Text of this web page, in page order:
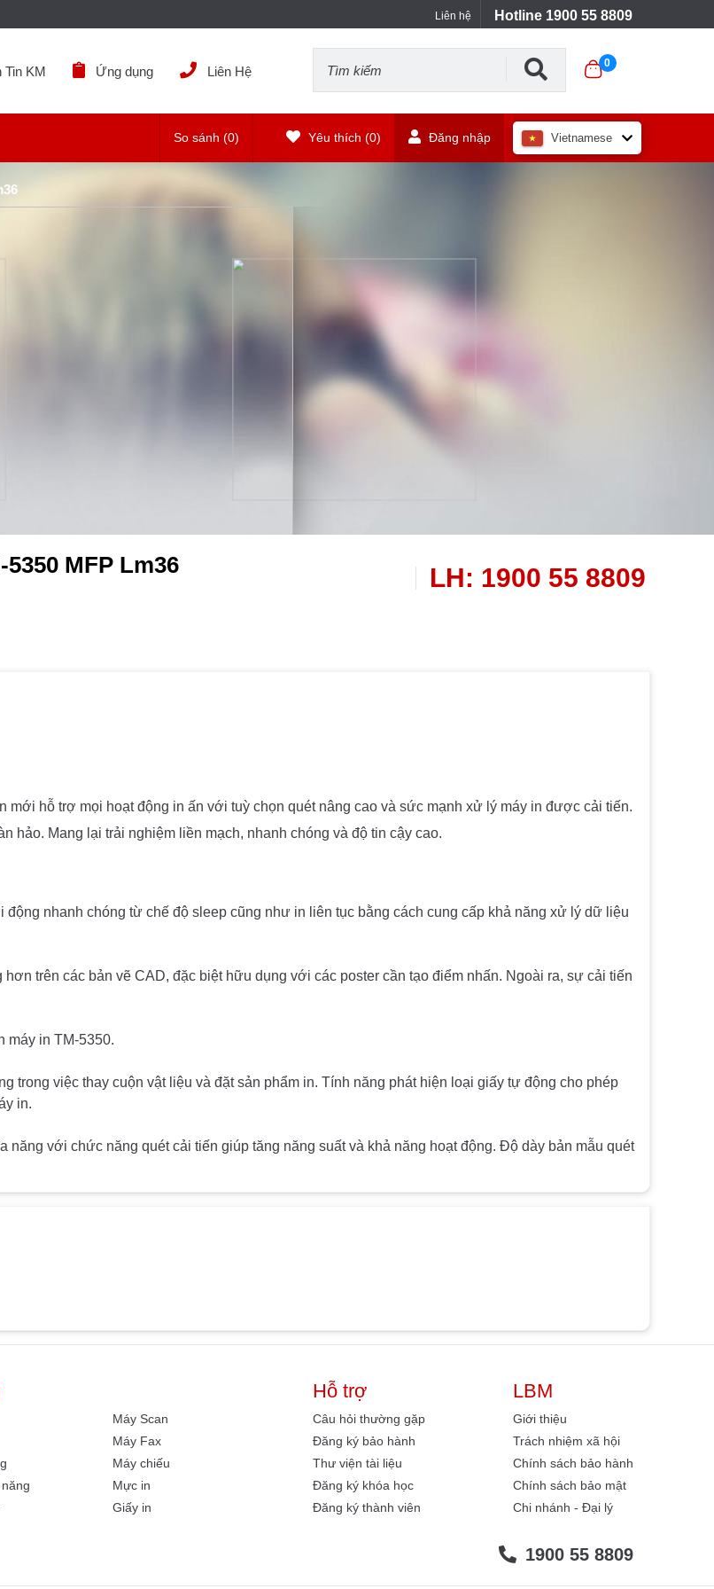
Liên hệ Hotline 1900 55 8809
Tin KM Ứng dụng Liên Hệ
0
So sánh (0) Yêu thích (0) Đăng nhập Vietnamese
MFP Lm36 LH: 1900 55 8809
mới hỗ trợ mọi hoạt động in ấn với tuỳ chọn quét nâng cao và sức mạnh xử lý máy in được cải tiến.
Mang lại trải nghiệm liền mạch, nhanh chóng và độ tin cậy cao.
nhanh chóng từ chế độ sleep cũng như in liên tục bằng cách cung cấp khả năng xử lý dữ liệu
trên các bản vẽ CAD, đặc biệt hữu dụng với các poster cần tạo điểm nhấn. Ngoài ra, sự cải tiến
máy in TM-5350.
trong việc thay cuộn vật liệu và đặt sản phẩm in. Tính năng phát hiện loại giấy tự động cho phép
in.
năng với chức năng quét cải tiến giúp tăng năng suất và khả năng hoạt động. Độ dày bản mẫu quét
Máy Scan
Máy Fax
Máy chiếu
Mực in
Giấy in
Hỗ trợ
Câu hỏi thường gặp
Đăng ký bảo hành
Thư viện tài liệu
Đăng ký khóa học
Đăng ký thành viên
LBM
Giới thiệu
Trách nhiệm xã hội
Chính sách bảo hành
Chính sách bảo mật
Chi nhánh - Đại lý
1900 55 8809